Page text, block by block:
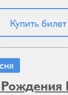
Купить билет